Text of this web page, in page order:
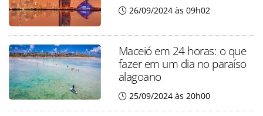
26/09/2024 às 09h02
Maceió em 24 horas: o que
fazer em um dia no paraíso
alagoano
25/09/2024 às 20h00